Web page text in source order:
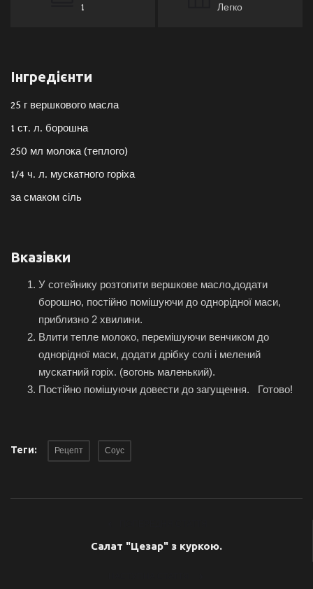
Мова
English Ukraine
1
Легко
Інгредієнти
25 г вершкового масла
1 ст. л. борошна
250 мл молока (теплого)
1/4 ч. л. мускатного горіха
за смаком сіль
Вказівки
У сотейнику розтопити вершкове масло,додати
борошно, постійно помішуючи до однорідної маси,
приблизно 2 хвилини.
Влити тепле молоко, перемішуючи венчиком до
однорідної маси, додати дрібку солі і мелений
мускатний горіх. (вогонь маленький).
Постійно помішуючи довести до загущення. Готово!
Теги: Рецепт Соус
Салат "Цезар" з куркою.